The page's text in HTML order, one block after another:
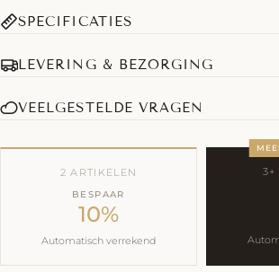
SPECIFICATIES
LEVERING & BEZORGING
VEELGESTELDE VRAGEN
2 ARTIKELEN
BESPAAR
10%
Automatisch verrekend
3+